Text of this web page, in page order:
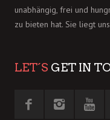
unabhängig, frei und
zu bieten hat. Sie liegt
LET´S GET IN